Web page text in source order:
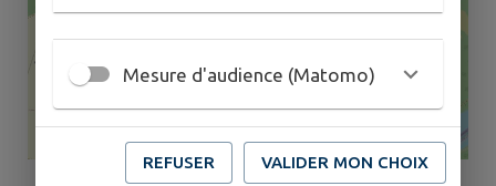
Mesure d'audience (Matomo)
REFUSER VALIDER MON CHOIX